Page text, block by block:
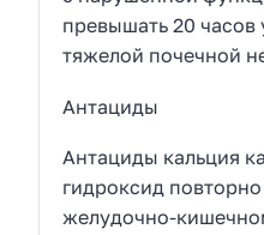
превышать 20 часов
тяжелой почечной
Антациды
Антациды кальция
гидроксид
желудочно-